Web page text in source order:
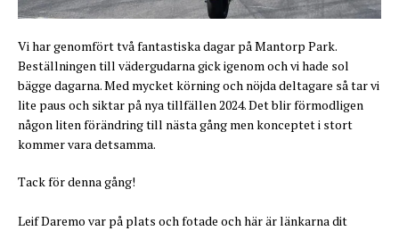
Vi har genomfört två fantastiska dagar på Mantorp Park.
Beställningen till vädergudarna gick igenom och vi hade sol
bägge dagarna. Med mycket körning och nöjda deltagare så tar vi
lite paus och siktar på nya tillfällen 2024. Det blir förmodligen
någon liten förändring till nästa gång men konceptet i stort
kommer vara detsamma.
Tack för denna gång!
Leif Daremo var på plats och fotade och här är länkarna dit